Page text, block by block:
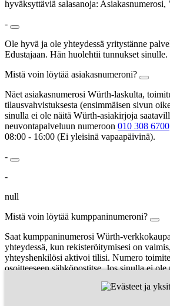
hyväksyttäviä salasanoja:
-
Ole hyvä ja ole yhteydessä yritystänne
Edustajaan. Hän huolehtii tunnukset sinulle.
Mistä voin löytää asiakasnumeroni?
Näet asiakasnumerosi Würth-laskulta,
tilausvahvistuksesta (ensimmäisen sivun
sinulla ei ole näitä Würth-asiakirjoja
neuvontapalveluun numeroon 010 308 6700
08:00 - 16:00 (Ei yleisinä vapaapäivinä).
-
-
null
Mistä voin löytää kumppaninumeroni?
Saat kumppaninumerosi Würth-
yhteydessä, kun rekisteröitymisesi on
yhteyshenkilösi aktivoi tilisi. Numero
osoitteeseen sähköpostitse. Jos sinulla ei